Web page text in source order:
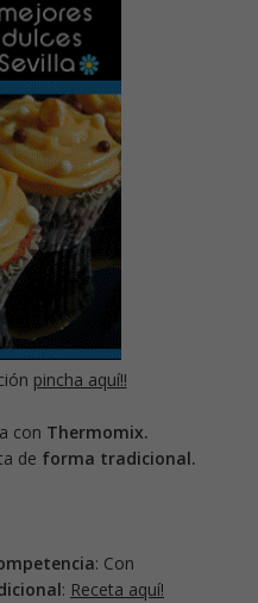
pincha aquí!!
con Thermomix.
de forma tradicional.
: Con
: Receta aquí!